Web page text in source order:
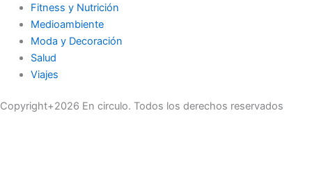
Fitness y Nutrición
Medioambiente
Moda y Decoración
Salud
Viajes
Copyright+2026 En circulo. Todos los derechos reservados